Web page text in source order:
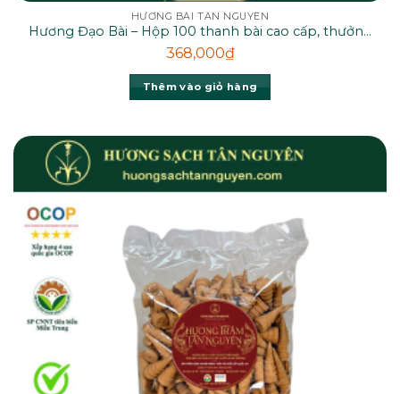
HƯƠNG BÀI TÂN NGUYÊN
Hương Đạo Bài – Hộp 100 thanh bài cao cấp, thưởng
thức mùi thơm từ rễ hương bài thiên nhiên
368,000₫
Thêm vào giỏ hàng